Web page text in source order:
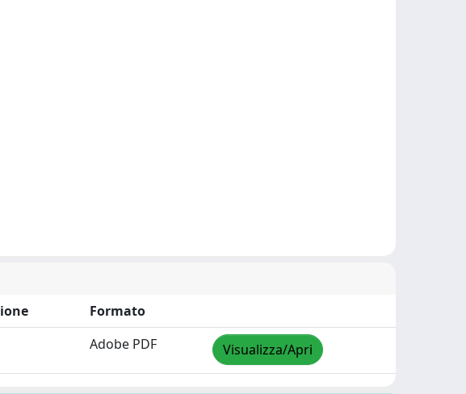
Formato
Adobe PDF Visualizza/Apri